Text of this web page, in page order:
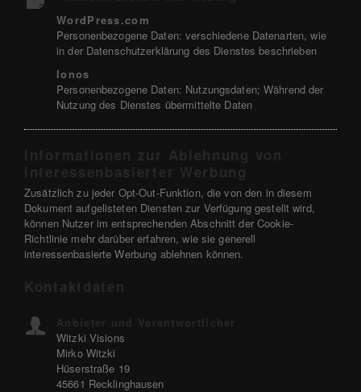
WordPress.com
Personenbezogene Daten: verschiedene Datenarten, wie
in der Datenschutzerklärung des Dienstes beschrieben
Ionos
Personenbezogene Daten: Nutzungsdaten; Während der
Nutzung des Dienstes übermittelte Daten
Zusätzlich zu jeder Opt-Out-Funktion, die von den in diesem
Dokument aufgelisteten Diensten zur Verfügung gestellt wird,
können Nutzer im entsprechenden Abschnitt der Cookie-
Richtlinie mehr darüber erfahren, wie sie generell
interessenbasierte Werbung ablehnen können.
Witzki Visions
Mirko Witzki
Hüserstraße 19
45661 Recklinghausen